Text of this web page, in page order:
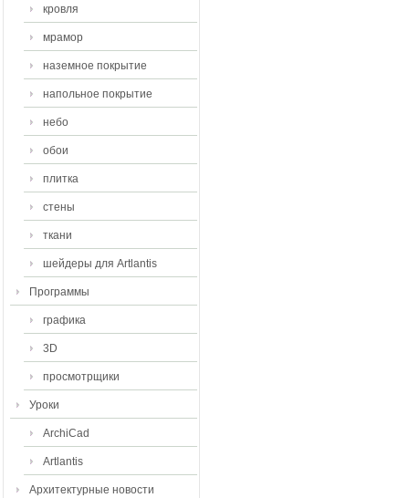
кровля
мрамор
наземное покрытие
напольное покрытие
небо
обои
плитка
стены
ткани
шейдеры для Artlantis
Программы
графика
3D
просмотрщики
Уроки
ArchiCad
Artlantis
Архитектурные новости